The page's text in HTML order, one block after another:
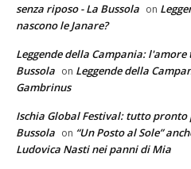
senza riposo - La Bussola on
nascono le Janare?
Leggende della Campania:
Bussola on Leggende della
Gambrinus
Ischia Global Festival: tutto pronto
Bussola on “Un Posto al Sole”
Ludovica Nasti nei panni di Mia